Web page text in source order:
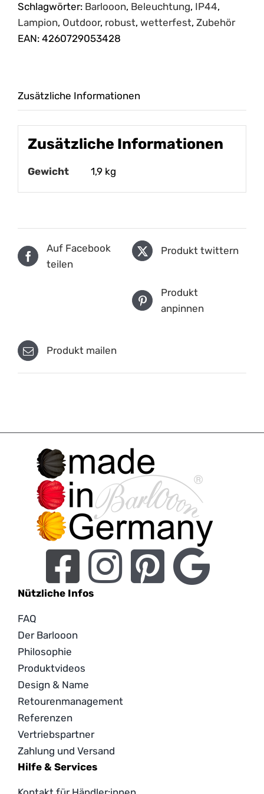
IP44
mit
20
Schlagwörter: Barlooon, Beleuchtung, IP44,
Lampion, Outdoor, robust, wetterfest, Zubehör
EAN: 4260729053428
Zusätzliche Informationen
Zusätzliche Informationen
Gewicht 1,9 kg
Auf Facebook
teilen
Produkt twittern
Produkt
anpinnen
Produkt mailen
Nützliche Infos
FAQ
Der Barlooon
Philosophie
Produktvideos
Design & Name
Retourenmanagement
Referenzen
Vertriebspartner
Zahlung und Versand
Hilfe & Services